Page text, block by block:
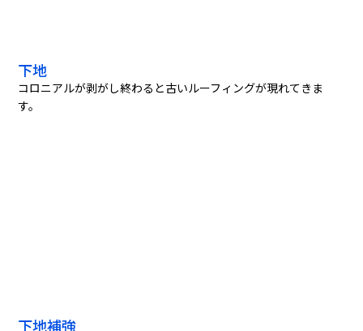
下地
コロニアルが剥がし終わると古いルーフィングが現れてきま
す。
下地補強